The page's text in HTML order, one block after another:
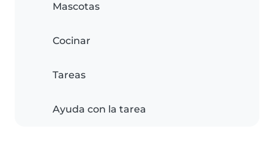
Mascotas
Cocinar
Tareas
Ayuda con la tarea